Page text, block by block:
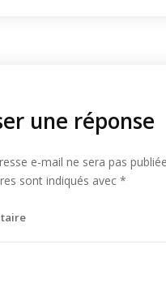
une réponse
e-mail ne sera pas
sont indiqués avec *